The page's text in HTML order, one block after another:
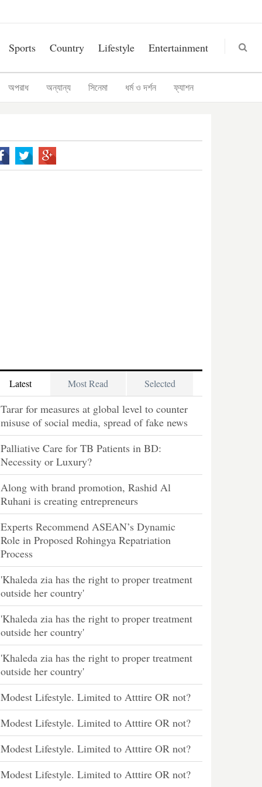
Sports Country Lifestyle Entertainment
অপরাধ অন্যান্য সিনেমা ধর্ম ও দর্শন ফ্যাশন
Latest Most Read Selected
Tarar for measures at global level to counter
misuse of social media, spread of fake news
Palliative Care for TB Patients in BD:
Necessity or Luxury?
Along with brand promotion, Rashid Al
Ruhani is creating entrepreneurs
Experts Recommend ASEAN’s Dynamic
Role in Proposed Rohingya Repatriation
Process
'Khaleda zia has the right to proper treatment
outside her country'
'Khaleda zia has the right to proper treatment
outside her country'
'Khaleda zia has the right to proper treatment
outside her country'
Modest Lifestyle. Limited to Atttire OR not?
Modest Lifestyle. Limited to Atttire OR not?
Modest Lifestyle. Limited to Atttire OR not?
Modest Lifestyle. Limited to Atttire OR not?